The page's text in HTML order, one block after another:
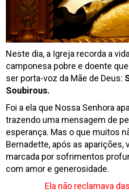
Neste dia, a Igreja recorda a
camponesa pobre e doente
ser porta-voz da Mãe de Deus:
Soubirous.
Foi a ela que Nossa Senhora
trazendo uma mensagem de
esperança. Mas o que muitos
Bernadette, após as aparições,
marcada por sofrimentos
com amor e generosidade.
Ela não reclamava